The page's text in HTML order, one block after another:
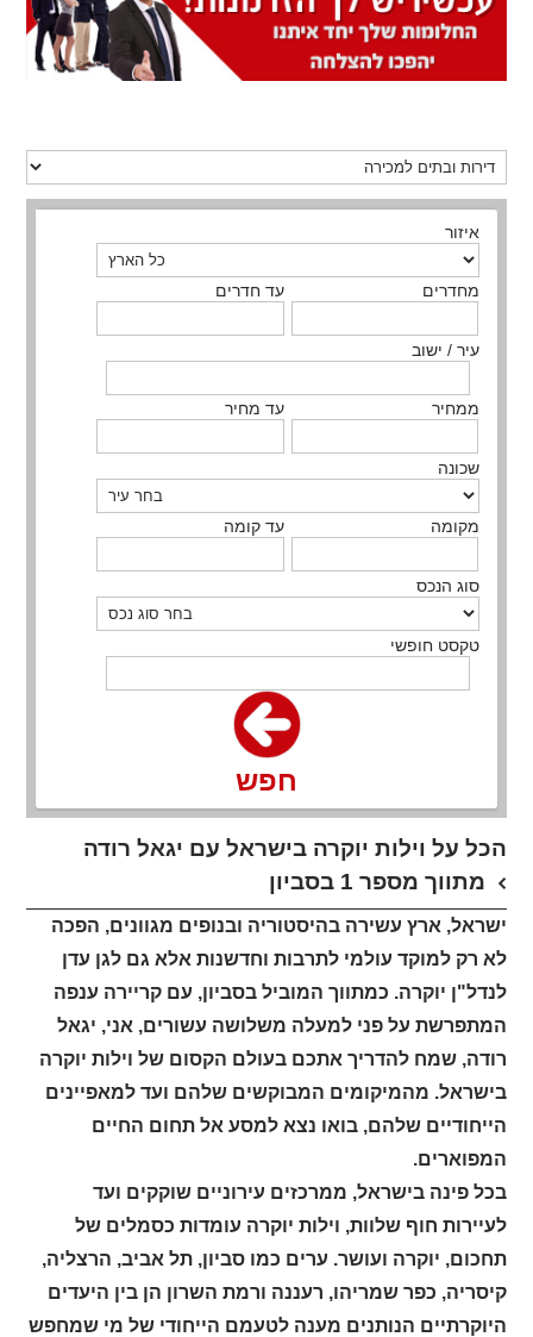
איזור
מחדרים עד חדרים
עיר / ישוב
ממחיר עד מחיר
שכונה
מקומה עד קומה
סוג הנכס
טקסט חופשי
חפש
הכל על וילות יוקרה בישראל עם יגאל רודה
מתווך מספר 1 בסביון
ישראל, ארץ עשירה בהיסטוריה ובנופים מגוונים, הפכה
לא רק למוקד עולמי לתרבות וחדשנות אלא גם לגן עדן
לנדל"ן יוקרה. כמתווך המוביל בסביון, עם קריירה ענפה
המתפרשת על פני למעלה משלושה עשורים, אני, יגאל
רודה, שמח להדריך אתכם בעולם הקסום של וילות יוקרה
בישראל. מהמיקומים המבוקשים שלהם ועד למאפיינים
הייחודיים שלהם, בואו נצא למסע אל תחום החיים
המפוארים.
בכל פינה בישראל, ממרכזים עירוניים שוקקים ועד
לעיירות חוף שלוות, וילות יוקרה עומדות כסמלים של
תחכום, יוקרה ועושר. ערים כמו סביון, תל אביב, הרצליה,
קיסריה, כפר שמריהו, רעננה ורמת השרון הן בין היעדים
היוקרתיים הנותנים מענה לטעמם הייחודי של מי שמחפש